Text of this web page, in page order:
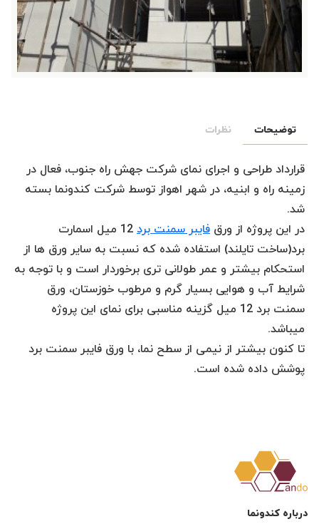
توضیحات نظرات
قرارداد طراحی و اجرای نمای شرکت جهش راه جنوب، فعال در
زمینه راه و ابنیه، در شهر اهواز توسط شرکت کندونما بسته
شد.
در این پروژه از ورق فایبر سمنت برد
12 میل اسمارت
برد(ساخت تایلند) استفاده شده که نسبت به سایر ورق ها از
استحکام بیشتر و عمر طولانی تری برخوردار است و با توجه به
شرایط آب و هوایی بسیار گرم و مرطوب خوزستان، ورق
سمنت برد 12 میل گزینه مناسبی برای نمای این پروژه
میباشد.
تا کنون بیشتر از نیمی از سطح نما، با ورق فایبر سمنت برد
پوشش داده شده است.
درباره کندونما